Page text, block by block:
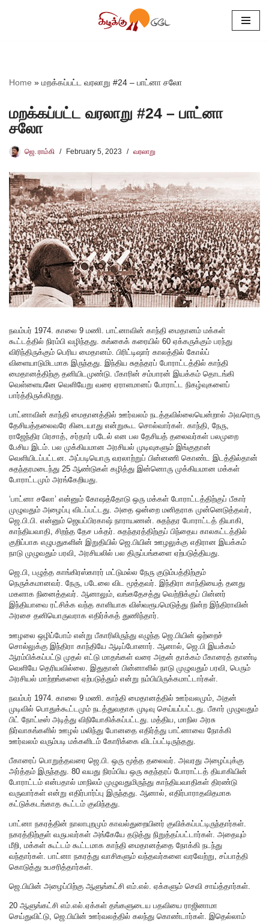
Home » மறக்கப்பட்ட வரலாறு #24 – பாட்னா சலோ
மறக்கப்பட்ட வரலாறு #24 – பாட்னா
சலோ
ஜெ. ராம்கி February 5, 2023 வரலாறு
நவம்பர் 1974. காலை 9 மணி. பாட்னாவின் காந்தி மைதானம் மக்கள்
கூட்டத்தில் நிரம்பி வழிந்தது. கங்கைக் கரையில் 60 ஏக்கருக்கும் பரந்து
விரிந்திருக்கும் பெரிய மைதானம். பிரிட்டிஷார் காலத்தில் கோல்ப்
விளையாடுமிடமாக இருந்தது. இந்திய சுதந்தரப் போராட்டத்தில் காந்தி
மைதானத்திற்கு தனியிடமுண்டு. பீகாரின் சம்பாரன் இயக்கம் தொடங்கி
வெள்ளையனே வெளியேறு வரை ஏராளமானப் போராட்ட நிகழ்வுகளைப்
பார்த்திருக்கிறது.
பாட்னாவின் காந்தி மைதானத்தில் ஊர்வலம் நடத்தவில்லையென்றால் அவரொரு
தேசியத்தலைவரே கிடையாது என்றுகூட சொல்வார்கள். காந்தி, நேரு,
ராஜேந்திர பிரசாத், சர்தார் படேல் என பல தேசியத் தலைவர்கள் பலமுறை
பேசிய இடம். பல முக்கியமான அரசியல் முடிவுகளும் இங்குதான்
வெளியிடப்பட்டன. அப்படியொரு வரலாற்றுப் பின்னணி கொண்ட இடத்தில்தான்
சுதந்தரமடைந்து 25 ஆண்டுகள் கழித்து இன்னொரு முக்கியமான மக்கள்
போராட்டமும் அரங்கேறியது.
‘பாட்னா சலோ’ என்னும் கோஷத்தோடு ஒரு மக்கள் போராட்டத்திற்குப் பீகார்
முழுவதும் அழைப்பு விடப்பட்டது. அதை ஒன்றை மனிதராக முன்னெடுத்தவர்,
ஜெ.பி.பி. என்னும் ஜெயப்பிரகாஷ் நாராயணன். சுதந்தர போராட்டத் தியாகி,
காந்தியவாதி, சிறந்த தேச பக்தர். சுதந்தரத்திற்குப் பிந்தைய காலகட்டத்தில்
குறிப்பாக எழுபதுகளின் இறுதியில் ஜெ.பியின் ஊழலுக்கு எதிரான இயக்கம்
நாடு முழுவதும் பரவி, அரசியலில் பல திருப்பங்களை ஏற்படுத்தியது.
ஜெ.பி, பழுத்த காங்கிரஸ்காரர் மட்டுமல்ல நேரு குடும்பத்திற்கும்
நெருக்கமானவர். நேரு, படேலை விட மூத்தவர். இந்திரா காந்தியைத் தனது
மகளாக நினைத்தவர். ஆனாலும், வங்கதேசத்து வெற்றிக்குப் பின்னர்
இந்தியாவை ரட்சிக்க வந்த காளியாக விஸ்வரூபமெடுத்து நின்ற இந்திராவின்
அரசை தனியொருவராக எதிர்க்கத் துணிந்தார்.
ஊழலை ஒழிப்போம் என்று பீகாரிலிருந்து எழுந்த ஜெ.பியின் ஒற்றைச்
சொல்லுக்கு இந்திரா காந்தியே ஆடிப்போனார். ஆனால், ஜெ.பி இயக்கம்
ஆரம்பிக்கப்பட்டு முதல் எட்டு மாதங்கள் வரை அதன் தாக்கம் பீகாரைத் தாண்டி
வெளியே தெரியவில்லை. இதுதான் பின்னாளில் நாடு முழுவதும் பரவி, பெரும்
அரசியல் மாற்றங்களை ஏற்படுத்தும் என்று நம்பியிருக்கமாட்டார்கள்.
நவம்பர் 1974. காலை 9 மணி. காந்தி மைதானத்தில் ஊர்வலமும், அதன்
முடிவில் பொதுக்கூட்டமும் நடத்துவதாக முடிவு செய்யப்பட்டது. பீகார் முழுவதும்
பிட் நோட்டீஸ் அடித்து விநியோகிக்கப்பட்டது. மத்திய, மாநில அரசு
நிர்வாகங்களில் ஊழல் மலிந்து போனதை எதிர்த்து பாட்னாவை நோக்கி
ஊர்வலம் வரும்படி மக்களிடம் கோரிக்கை விடப்பட்டிருந்தது.
பீகாரைப் பொறுத்தவரை ஜெ.பி. ஒரு மூத்த தலைவர். அவரது அழைப்புக்கு
அர்த்தம் இருந்தது. 80 வயது நிரம்பிய ஒரு சுதந்தரப் போராட்டத் தியாகியின்
போராட்டம் என்பதால் மாநிலம் முழுவதுமிருந்து காந்தியவாதிகள் திரண்டு
வருவார்கள் என்று எதிர்பார்ப்பு இருந்தது. ஆனால், எதிர்பாராதவிதமாக
கட்டுக்கடங்காத கூட்டம் குவிந்தது.
பாட்னா நகரத்தின் நாலாபுறமும் காவல்துறையினர் குவிக்கப்பட்டிருந்தார்கள்.
நகரத்திற்குள் வருபவர்கள் அங்கேயே தடுத்து நிறுத்தப்பட்டார்கள். அதையும்
மீறி, மக்கள் கூட்டம் கூட்டமாக காந்தி மைதானத்தை நோக்கி நடந்து
வந்தார்கள். பாட்னா நகரத்து வாசிகளும் வந்தவர்களை வரவேற்று, சப்பாத்தி
கொடுத்து உபசரித்தார்கள்.
ஜெ.பியின் அழைப்பிற்கு ஆளுங்கட்சி எம்.எல். ஏக்களும் செவி சாய்த்தார்கள்.
20 ஆளுங்கட்சி எம்.எல்.ஏக்கள் தங்களுடைய பதவியை ராஜினாமா
செய்துவிட்டு, ஜெ.பியின் ஊர்வலத்தில் கலந்து கொண்டார்கள். இதெல்லாம்